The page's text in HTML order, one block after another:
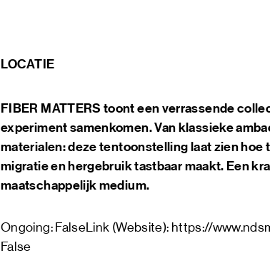
LOCATIE
FIBER MATTERS toont een verrassende
experiment samenkomen. Van klassieke
materialen: deze tentoonstelling laat zien hoe
migratie en hergebruik tastbaar maakt. Een
maatschappelijk medium.
Ongoing: FalseLink (Website): https://
False